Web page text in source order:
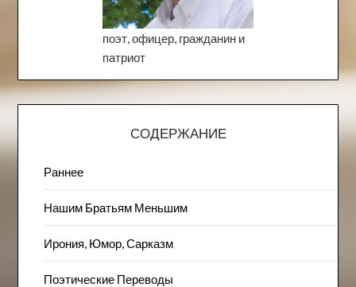
поэт, офицер, гражданин и
патриот
СОДЕРЖАНИЕ
Раннее
Нашим Братьям Меньшим
Ирония, Юмор, Сарказм
Поэтические Переводы